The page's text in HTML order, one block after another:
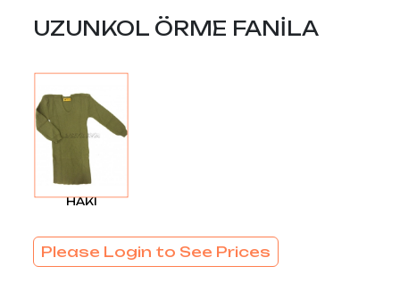
UZUNKOL ÖRME FANİLA
HAKI
Please Login to See Prices